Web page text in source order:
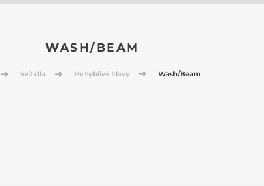
WASH/BEAM
Svítidla Pohyblivé hlavy Wash/Beam